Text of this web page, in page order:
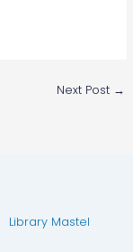
Next Post →
Library Mastel